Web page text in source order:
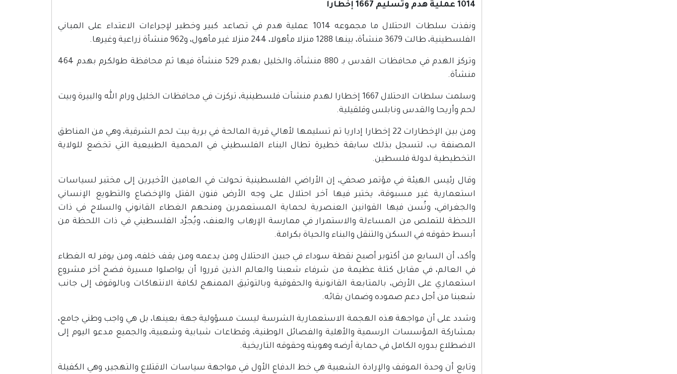
1014 عملية هدم وتسليم 1667 إخطارا
ونفذت سلطات الاحتلال ما مجموعه 1014 عملية هدم في تصاعد كبير وخطير لإجراءات الاعتداء على المباني
الفلسطينية، طالت 3679 منشأة، بينها 1288 منزلا مأهولا، 244 منزلا غير مأهول، و962 منشأة زراعية وغيرها.
وتركز الهدم في محافظات القدس بـ 880 منشأة، والخليل بهدم 529 منشأة فيها ثم محافظة طولكرم بهدم 464
منشأة.
وسلمت سلطات الاحتلال 1667 إخطارا لهدم منشآت فلسطينية، تركزت في محافظات الخليل ورام الله والبيرة وبيت
لحم وأريحا والقدس ونابلس وقلقيلية.
ومن بين الإخطارات 22 إخطارا إداريا تم تسليمها لأهالي قرية المالحة في برية بيت لحم الشرقية، وهي من المناطق
المصنفة ب، لتسجل بذلك سابقة خطيرة تطال البناء الفلسطيني في المحمية الطبيعية التي تخضع للولاية
التخطيطية لدولة فلسطين.
وقال رئيس الهيئة في مؤتمر صحفي، إن الأراضي الفلسطينية تحولت في العامين الأخيرين إلى مختبر لسياسات
استعمارية غير مسبوقة، يختبر فيها آخر احتلال على وجه الأرض فنون القتل والإخضاع والتطويع الإنساني
والجغرافي، وتُسن فيها القوانين العنصرية لحماية المستعمرين ومنحهم الغطاء القانوني والسلاح في ذات
اللحظة للتملص من المساءلة والاستمرار في ممارسة الإرهاب والعنف، ويُجرَّد الفلسطيني في ذات اللحظة من
أبسط حقوقه في السكن والتنقل والبناء والحياة بكرامة.
وأكد، أن السابع من أكتوبر أصبح نقطة سوداء في جبين الاحتلال ومن يدعمه ومن يقف خلفه، ومن يوفر له الغطاء
في العالم، في مقابل كتلة عظيمة من شرفاء شعبنا والعالم الذين قرروا أن يواصلوا مسيرة فضح آخر مشروع
استعماري على الأرض، بالمتابعة القانونية والحقوقية وبالتوثيق الممنهج لكافة الانتهاكات وبالوقوف إلى جانب
شعبنا من أجل دعم صموده وضمان بقائه.
وشدد على أن مواجهة هذه الهجمة الاستعمارية الشرسة ليست مسؤولية جهة بعينها، بل هي واجب وطني جامع،
بمشاركة المؤسسات الرسمية والأهلية والفصائل الوطنية، وقطاعات شبابية وشعبية، والجميع مدعو اليوم إلى
الاضطلاع بدوره الكامل في حماية أرضه وهويته وحقوقه التاريخية.
وتابع أن وحدة الموقف والإرادة الشعبية هي خط الدفاع الأول في مواجهة سياسات الاقتلاع والتهجير، وهي الكفيلة